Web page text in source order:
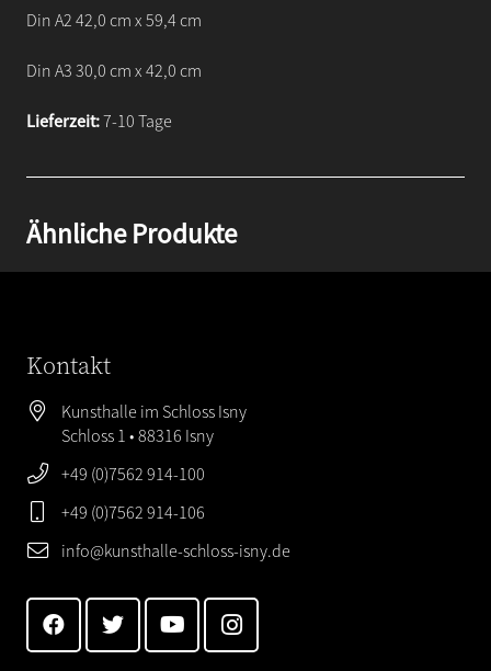
Din A2 42,0 cm x 59,4 cm
Din A3 30,0 cm x 42,0 cm
Lieferzeit:7-10 Tage
Ähnliche Produkte
Kontakt
Kunsthalle im Schloss Isny
Schloss 1 • 88316 Isny
+49 (0)7562 914-100
+49 (0)7562 914-106
info@kunsthalle-schloss-isny.de